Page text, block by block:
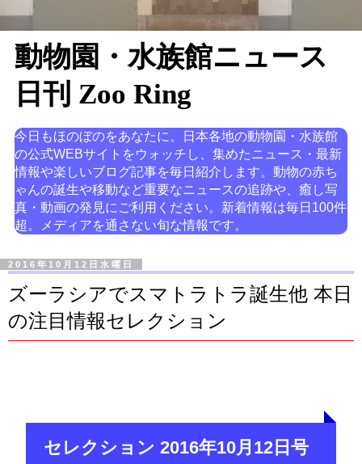
動物園・水族館ニュース
日刊 Zoo Ring
今日もほのぼのをあなたに。日本各地の動物園・水族館
の公式WEBサイトをウォッチし、集めたニュース・最新
情報や楽しいブログ記事を毎日紹介します。動物の赤ち
ゃんの誕生や移動など重要なニュースの追跡や、癒し写
真・動画の発見にご利用ください。新着情報は毎日100件
超。メディアを通さない旬な情報です。
2016年10月12日水曜日
ズーラシアでスマトラトラ誕生他 本日
の注目情報セレクション
セレクション 2016年10月12日号